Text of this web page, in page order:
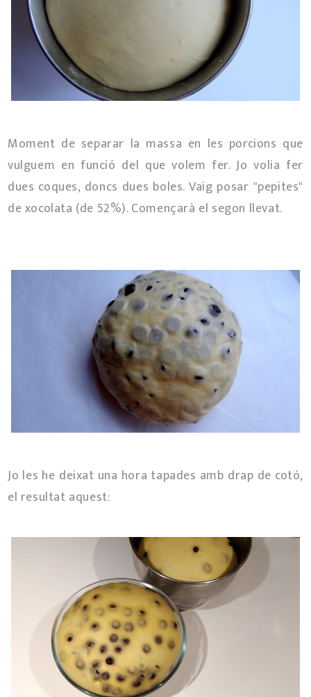
Moment de separar la massa en les porcions que
vulguem en funció del que volem fer. Jo volia fer
dues coques, doncs dues boles. Vaig posar "pepites"
de xocolata (de 52%). Començarà el segon llevat.
Jo les he deixat una hora tapades amb drap de cotó,
el resultat aquest: